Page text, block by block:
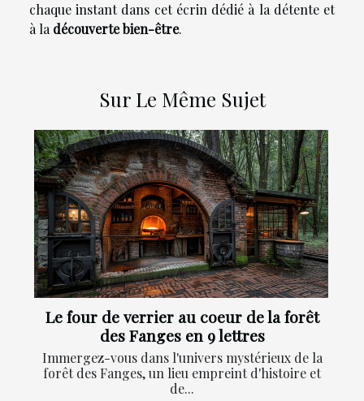
chaque instant dans cet écrin dédié à la détente et
à la découverte bien-être.
Sur Le Même Sujet
Le four de verrier au coeur de la forêt
des Fanges en 9 lettres
Immergez-vous dans l'univers mystérieux de la
forêt des Fanges, un lieu empreint d'histoire et
de...